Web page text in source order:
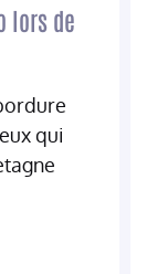
lors de
qui